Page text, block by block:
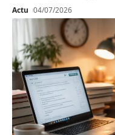
Actu 04/07/2026